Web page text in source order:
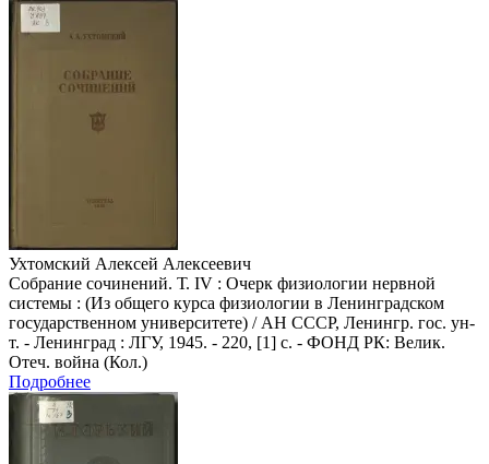
Ухтомский Алексей Алексеевич
Собрание сочинений. Т. IV : Очерк физиологии нервной
системы : (Из общего курса физиологии в Ленинградском
государственном университете) / АН СССР, Ленингр. гос. ун-
т. - Ленинград : ЛГУ, 1945. - 220, [1] с. - ФОНД РК: Велик.
Отеч. война (Кол.)
Подробнее